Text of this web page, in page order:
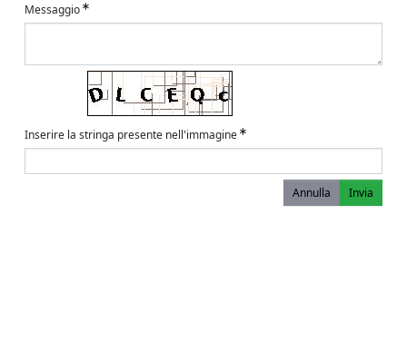
Messaggio
Inserire la stringa presente nell'immagine
Annulla Invia